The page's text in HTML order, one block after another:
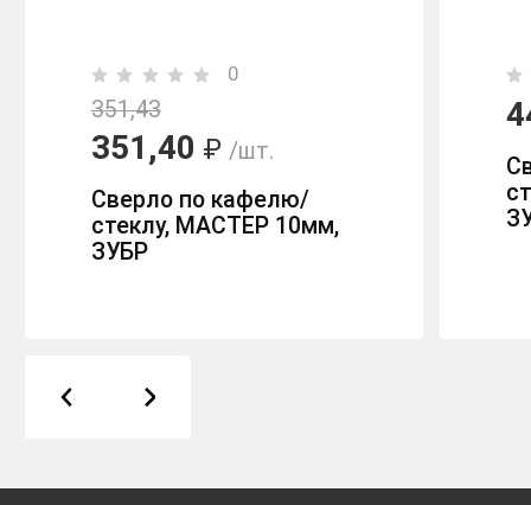
0
351,43
351,40 ₽ /шт.
Сверло по кафелю/
стеклу, МАСТЕР 10мм,
ЗУБР